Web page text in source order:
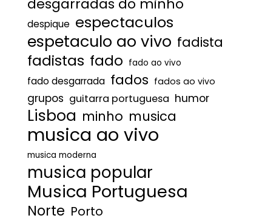
desgarradas do minho
despique espectaculos
espetaculo ao vivo fadista
fadistas fado fado ao vivo
fado desgarrada fados fados ao vivo
grupos guitarra portuguesa humor
Lisboa minho musica
musica ao vivo
musica moderna
musica popular
Musica Portuguesa
Norte Porto